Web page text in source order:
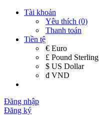
Tài khoản
Yêu thích (0)
Thanh toán
Tiền tệ
€ Euro
£ Pound Sterling
$ US Dollar
đ VND
Đăng nhập
Đăng ký